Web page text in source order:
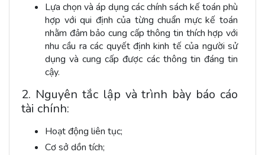
Lựa chọn và áp dụng các chính sách kế toán phù
hợp với qui định của từng chuẩn mực kế toán
nhằm đảm bảo cung cấp thông tin thích hợp với
nhu cầu ra các quyết định kinh tế của người sử
dụng và cung cấp được các thông tin đáng tin
cậy.
2. Nguyên tắc lập và trình bày báo cáo
tài chính:
Hoạt động liên tục;
Cơ sở dồn tích;